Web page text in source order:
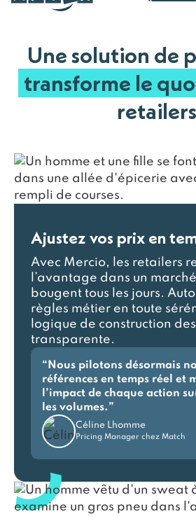
Une solution de
transforme le
retailers
Ajustez vos prix en
Avec Mercio, les retailers
l’avantage dans un
bougent tous les jours.
règles métier en toute
logique de construction
transparente.
“Nous pilotons désormais
références en temps réel et
l’impact de chaque action
les volumes.”
Céline Lhomme
Pricing Manager chez Match